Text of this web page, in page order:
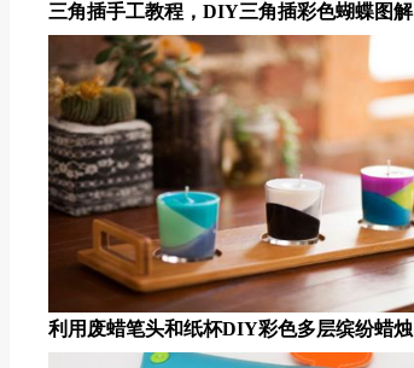
三角插手工教程，DIY三角插彩色蝴蝶图解
利用废蜡笔头和纸杯DIY彩色多层缤纷蜡烛